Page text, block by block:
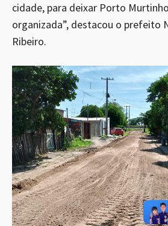
cidade, para deixar Porto
organizada”, destacou o prefeito
Ribeiro.